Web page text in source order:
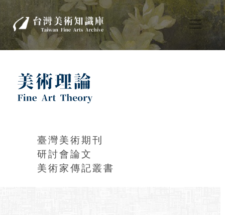
臺灣美術期刊
研討會論文
美術家傳記叢書